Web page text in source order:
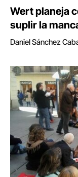
Wert planeja
suplir la
Daniel Sánchez